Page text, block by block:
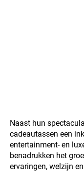
Naast hun
cadeautassen een
entertainment- en
benadrukken het
ervaringen, welzijn